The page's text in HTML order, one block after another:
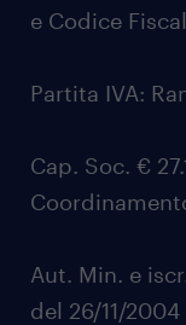
e Codice
Partita IVA:
Cap. Soc. €
Aut. Min. e
del 26/11/2004